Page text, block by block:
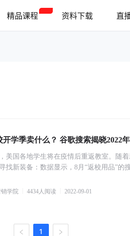
精品课程 资料下载 直
开学季卖什么？ 谷歌搜索揭晓2022
美国各地学生将在疫情后重返教室。随
找新装备：数据显示，8月“返校用品”的
学院 4434人阅读 2022-09-01
1